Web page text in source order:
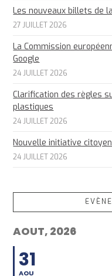
Les nouveaux billets de
27 JUILLET 2026
La Commission
Google
24 JUILLET 2026
Clarification des règles
plastiques
24 JUILLET 2026
Nouvelle initiative
24 JUILLET 2026
AOUT, 2026
31
AOU